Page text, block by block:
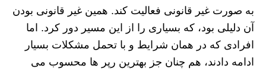
به صورت غیر قانونی فعالیت کند. همین غیر قانونی بودن
آن دلیلی بود، که بسیاری را از این مسیر دور کرد. اما
افرادی که در همان شرایط و با تحمل مشکلات بسیار
ادامه دادند، هم چنان جز بهترین رپر ها محسوب می